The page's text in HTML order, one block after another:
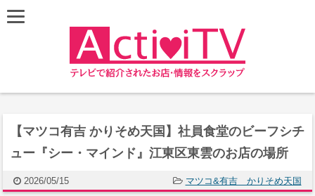
【マツコ有吉 かりそめ天国】社員食堂のビーフシチ
ュー『シー・マインド』江東区東雲のお店の場所
2026/05/15 マツコ&有吉 かりそめ天国